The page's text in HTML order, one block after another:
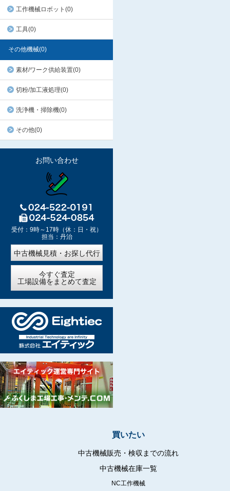
工作機械ロボット(0)
工具(0)
その他機械(0)
素材/ワーク供給装置(0)
切粉/加工液処理(0)
洗浄機・掃除機(0)
その他(0)
お問い合わせ
受付：9時～17時（休：日・祝）
担当：丹治
中古機械見積・お探し代行
今すぐ査定
工場設備をまとめて査定
買いたい
中古機械販売・検収までの流れ
中古機械在庫一覧
NC工作機械